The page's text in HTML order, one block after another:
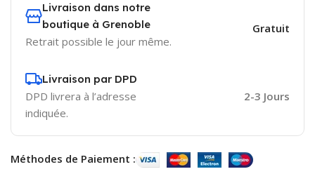
Livraison dans notre
boutique à Grenoble
Retrait possible le jour même.
Gratuit
Livraison par DPD
DPD livrera à l’adresse
indiquée.
2-3 Jours
Méthodes de Paiement :